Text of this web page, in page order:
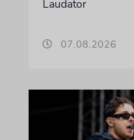
Laudator
07.08.2026